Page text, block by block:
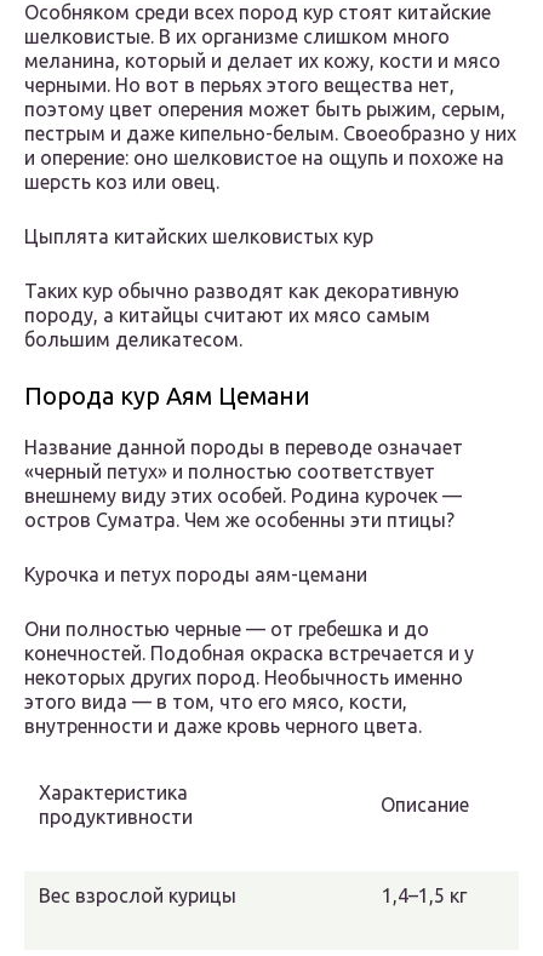
Особняком среди всех пород кур стоят китайские
шелковистые. В их организме слишком много
меланина, который и делает их кожу, кости и мясо
черными. Но вот в перьях этого вещества нет,
поэтому цвет оперения может быть рыжим, серым,
пестрым и даже кипельно-белым. Своеобразно у них
и оперение: оно шелковистое на ощупь и похоже на
шерсть коз или овец.
Цыплята китайских шелковистых кур
Таких кур обычно разводят как декоративную
породу, а китайцы считают их мясо самым
большим деликатесом.
Порода кур Аям Цемани
Название данной породы в переводе означает
«черный петух» и полностью соответствует
внешнему виду этих особей. Родина курочек —
остров Суматра. Чем же особенны эти птицы?
Курочка и петух породы аям-цемани
Они полностью черные — от гребешка и до
конечностей. Подобная окраска встречается и у
некоторых других пород. Необычность именно
этого вида — в том, что его мясо, кости,
внутренности и даже кровь черного цвета.
Характеристика
продуктивности
Описание
Вес взрослой курицы 1,4–1,5 кг